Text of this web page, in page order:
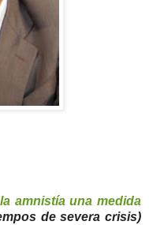
amnistía una medida
de severa crisis)